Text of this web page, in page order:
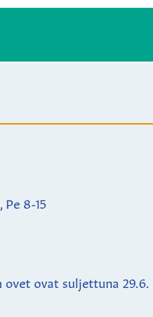
8-15
ovet ovat suljettuna